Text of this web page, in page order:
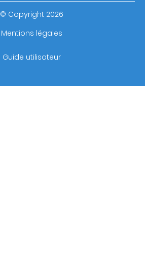
© Copyright 2026
Mentions légales
Guide utilisateur